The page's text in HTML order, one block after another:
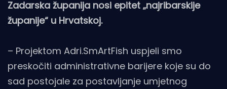
Zadarska županija nosi epitet „najribarskije
županije“ u Hrvatskoj.
– Projektom Adri.SmArtFish uspjeli smo
preskočiti administrativne barijere koje su do
sad postojale za postavljanje umjetnog